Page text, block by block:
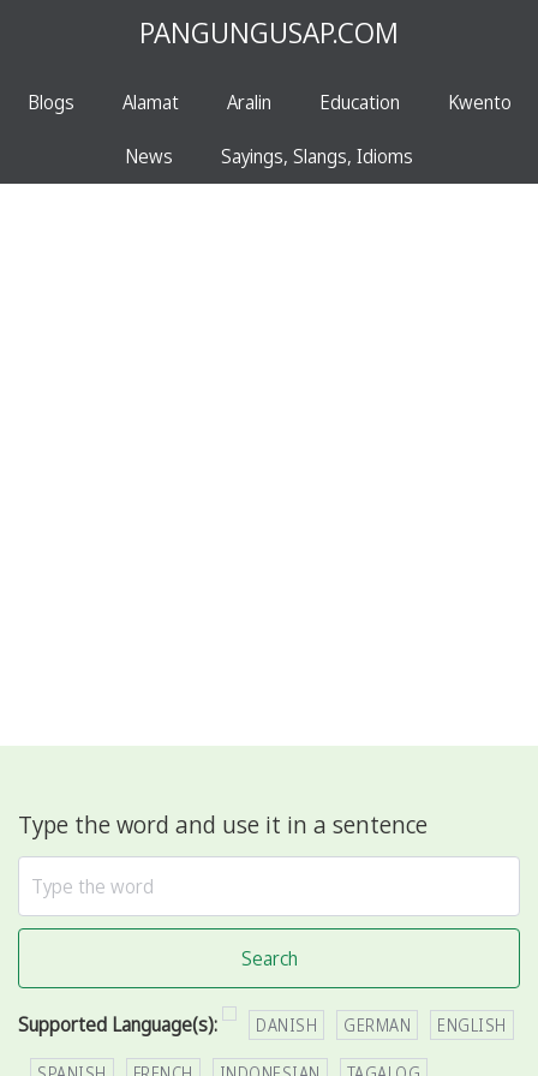
PANGUNGUSAP.COM
Blogs Alamat Aralin Education Kwento
News Sayings, Slangs, Idioms
Type the word and use it in a sentence
Search
Supported Language(s): DANISH GERMAN ENGLISH